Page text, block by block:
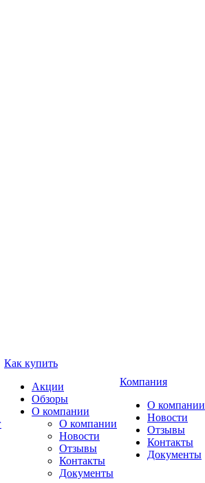
Как купить
Акции
Обзоры
О компании
О компании
Новости
Отзывы
Контакты
Документы
Компания
О компании
Новости
Отзывы
Контакты
Документы